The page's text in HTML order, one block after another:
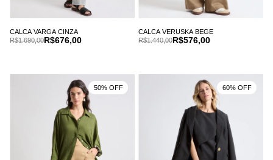
CALCA VARGA CINZA
R$676,00
R$1.690,00
CALCA VERUSKA BEGE
R$576,00
R$1.440,00
50% OFF 60% OFF